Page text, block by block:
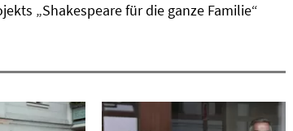
„Shakespeare für die ganze Familie“